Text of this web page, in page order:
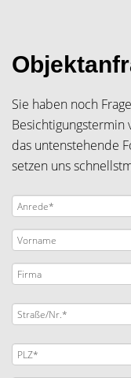
Sie haben noch
Besichtigungstermin
das untenstehende
setzen uns